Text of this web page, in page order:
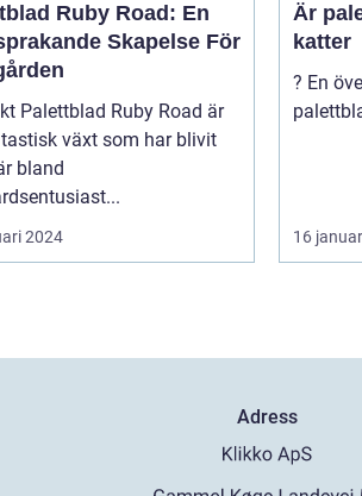
Ruby Road: En
Skapelse För
är
växt som har blivit
bland
2024
Är
katter
? En översikt av faran med
16
Adress